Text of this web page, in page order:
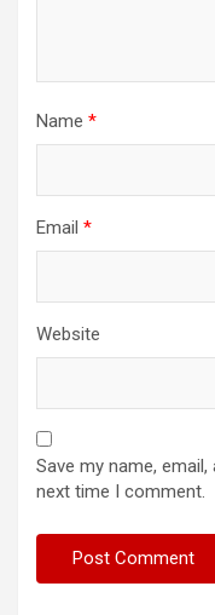
Name *
Email *
Website
Save my name,
next time I comment.